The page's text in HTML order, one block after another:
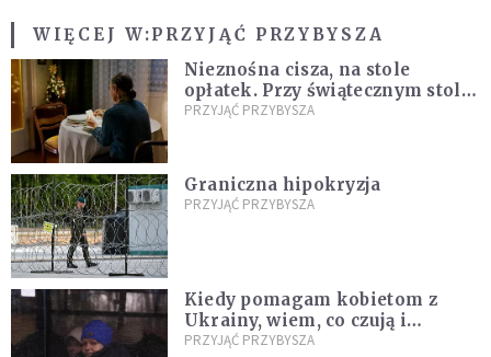
WIĘCEJ W:PRZYJĄĆ PRZYBYSZA
Nieznośna cisza, na stole
opłatek. Przy świątecznym stole
pani Maria. Sama
PRZYJĄĆ PRZYBYSZA
Graniczna hipokryzja
PRZYJĄĆ PRZYBYSZA
Kiedy pomagam kobietom z
Ukrainy, wiem, co czują i
rozumiem ich strach. Jestem
PRZYJĄĆ PRZYBYSZA